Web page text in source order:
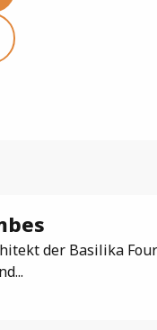
der Basilika